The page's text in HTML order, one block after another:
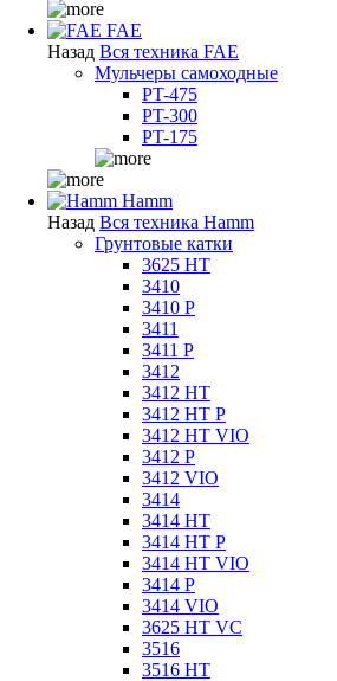
FAE
Назад Вся техника FAE
Мульчеры самоходные
PT-475
PT-300
PT-175
Hamm
Назад Вся техника Hamm
Грунтовые катки
3625 HT
3410
3410 P
3411
3411 P
3412
3412 HT
3412 HT P
3412 HT VIO
3412 P
3412 VIO
3414
3414 HT
3414 HT P
3414 HT VIO
3414 P
3414 VIO
3625 HT VC
3516
3516 HT